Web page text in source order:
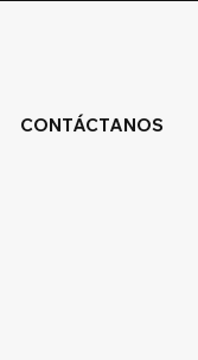
CONTÁCTANOS